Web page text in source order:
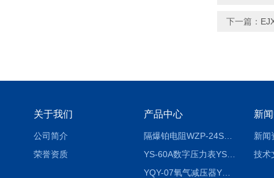
下一篇：
关于我们
公司简介
荣誉资质
产品中心
隔爆铂电阻WZP-24SA隔爆铂电阻WZP-24SA/Pt100
YS-60A数字压力表YS-60A
YQY-07氧气减压器YQY-07
新
新闻
技术